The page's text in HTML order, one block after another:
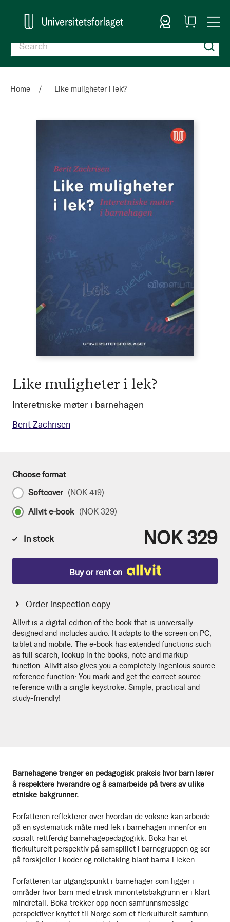
Sign In
My
Cart
Home Like muligheter i lek?
Like muligheter i lek?
Interetniske møter i barnehagen
Berit Zachrisen
Barnehagene trenger en pedagogisk praksis hvor barn lærer
å respektere hverandre og å samarbeide på tvers av ulike
etniske bakgrunner.
Forfatteren reflekterer over hvordan de voksne kan arbeide
på en systematisk måte med lek i barnehagen innenfor en
sosialt rettferdig barnehagepedagogikk. Boka har et
flerkulturelt perspektiv på samspillet i barnegruppen og ser
på forskjeller i koder og rolletaking blant barna i leken.
Forfatteren tar utgangspunkt i barnehager som ligger i
områder hvor barn med etnisk minoritetsbakgrunn er i klart
mindretall. Boka trekker opp noen samfunnsmessige
perspektiver knyttet til Norge som et flerkulturelt samfunn,
Choose format
Softcover (NOK 419)
Allvit e-book (NOK 329)
In stock NOK 329
Buy or rent on
Order inspection copy
Allvit is a digital edition of the book that is universally
designed and includes audio. It adapts to the screen on PC,
tablet and mobile. The e-book has extended functions such
as full search, lookup in the books, note and markup
function. Allvit also gives you a completely ingenious source
reference function: You mark and get the correct source
reference with a single keystroke. Simple, practical and
study-friendly!